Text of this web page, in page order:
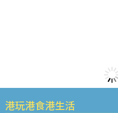
港玩港食港生活